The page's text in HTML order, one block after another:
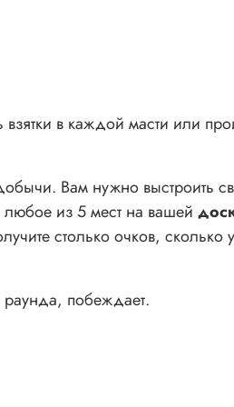
в каждой масти или
Вам нужно выстроить
любое из 5 мест на вашей
столько очков, сколько
раунда, побеждает.